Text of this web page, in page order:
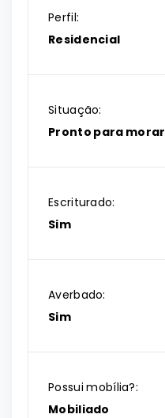
Perfil:
Residencial
Situação:
Pronto para morar
Escriturado:
Sim
Averbado:
Sim
Possui mobília?:
Mobiliado